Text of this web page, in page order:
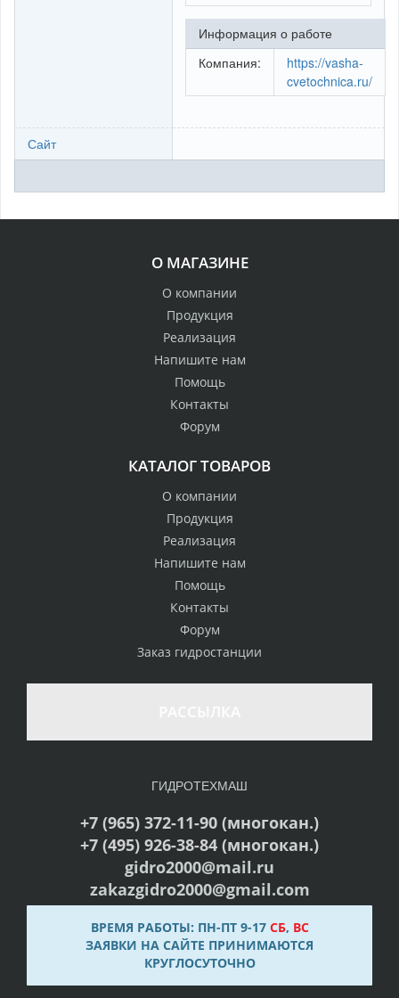
Информация о работе
Компания:
https://vasha-
cvetochnica.ru/
Сайт
О МАГАЗИНЕ
О компании
Продукция
Реализация
Напишите нам
Помощь
Контакты
Форум
КАТАЛОГ ТОВАРОВ
О компании
Продукция
Реализация
Напишите нам
Помощь
Контакты
Форум
Заказ гидростанции
ГИДРОТЕХМАШ
+7 (965) 372-11-90 (многокан.)
+7 (495) 926-38-84 (многокан.)
gidro2000@mail.ru
zakazgidro2000@gmail.com
ВРЕМЯ РАБОТЫ: ПН-ПТ 9-17 СБ, ВС
ЗАЯВКИ НА САЙТЕ ПРИНИМАЮТСЯ
КРУГЛОСУТОЧНО